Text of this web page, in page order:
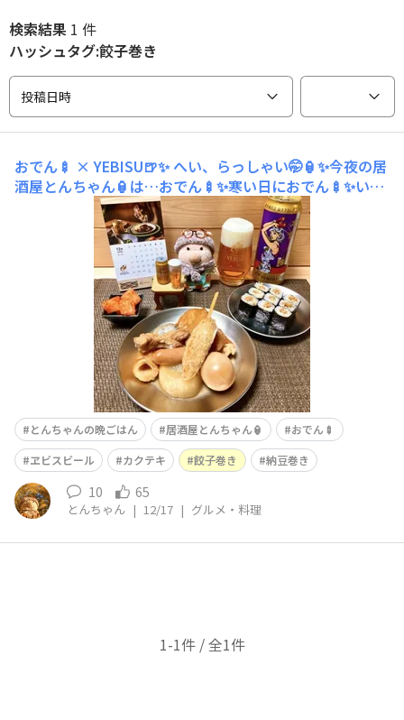
検索結果 1 件
ハッシュタグ:餃子巻き
投稿日時
おでん🍢 × YEBISU🍺✨ へい、らっしゃい🤭🏮✨今夜の居
酒屋とんちゃん🏮は…おでん🍢✨寒い日におでん🍢✨いい
ですねぇ🤭✨餃子巻き大根つくねこんにゃく鶏の手羽元ウ
インナー野菜天たまご厚揚げ豆腐カクテキは、¥648→¥1
08✨という激安価格でした🤣✨🉐カクテキ ¥648 → ¥108
✨🉐納豆巻きは、¥298が40%OFF🉐✨美味
とんちゃんの晩ごはん 居酒屋とんちゃん🏮
おでん🍢
ヱビスビール
カクテキ 餃子巻き 納豆巻き
10 65
とんちゃん | 12/17 | グルメ・料理
1-1件 / 全1件